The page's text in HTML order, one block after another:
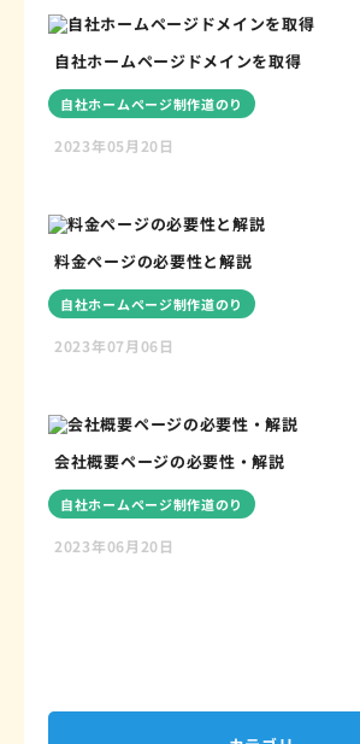
自社ホームページドメインを取得
自社ホームページ制作道のり
2023年05月20日
料金ぺージの必要性と解説
自社ホームページ制作道のり
2023年07月06日
会社概要ページの必要性・解説
自社ホームページ制作道のり
2023年06月20日